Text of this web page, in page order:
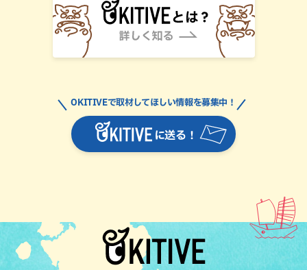
に送る！
OKITIVEで取材してほしい情報を募集中！